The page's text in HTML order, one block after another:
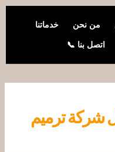
من نحن خدماتنا
اتصل بنا 📞
شركة ترميم